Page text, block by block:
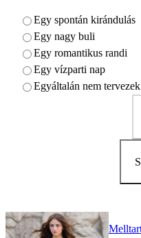
Egy spontán kirándulás
Egy nagy buli
Egy romantikus randi
Egy vízparti nap
Egyáltalán nem